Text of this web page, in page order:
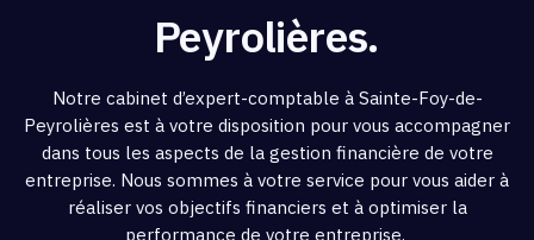
Peyrolières.
Notre cabinet d’expert-comptable à Sainte-Foy-de-
Peyrolières est à votre disposition pour vous accompagner
dans tous les aspects de la gestion financière de votre
entreprise. Nous sommes à votre service pour vous aider à
réaliser vos objectifs financiers et à optimiser la
performance de votre entreprise.